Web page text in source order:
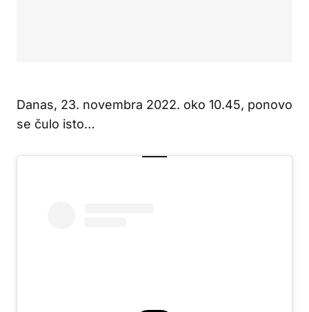
Danas, 23. novembra 2022. oko 10.45, ponovo
se čulo isto…